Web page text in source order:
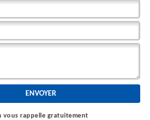
vous rappelle gratuitement